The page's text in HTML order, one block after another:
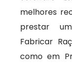
melhores
prestar
Fabricar
como em